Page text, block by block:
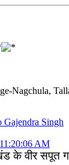
Nagchula,
Gajendra Singh
AM
के वीर सपूत